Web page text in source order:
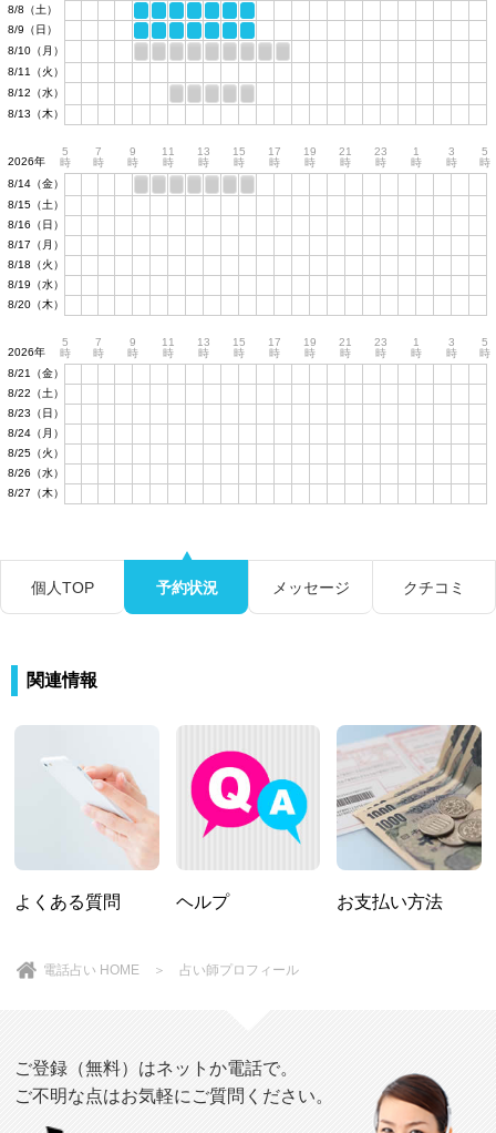
8/8（土）
8/9（日）
8/10（月）
8/11（火）
8/12（水）
8/13（木）
2026年
5
時
7
時
9
時
11
時
13
時
15
時
17
時
19
時
21
時
23
時
1
時
3
時
5
時
8/14（金）
8/15（土）
8/16（日）
8/17（月）
8/18（火）
8/19（水）
8/20（木）
2026年
5
時
7
時
9
時
11
時
13
時
15
時
17
時
19
時
21
時
23
時
1
時
3
時
5
時
8/21（金）
8/22（土）
8/23（日）
8/24（月）
8/25（火）
8/26（水）
8/27（木）
個人TOP 予約状況 メッセージ クチコミ
関連情報
よくある質問 ヘルプ お支払い方法
電話占い HOME ＞ 占い師プロフィール
ご登録（無料）はネットか電話で。
ご不明な点はお気軽にご質問ください。